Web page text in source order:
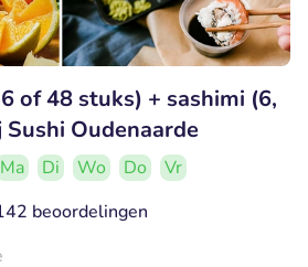
of 48 stuks) + sashimi (6,
Oudenaarde
Ma Di Wo Do
Vr
beoordelingen